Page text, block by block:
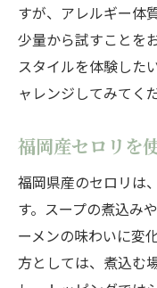
すが、アレルギー体
少量から試すことを
スタイルを体験した
ャレンジしてみてく
福岡産セロリを
福岡県産のセロリは
す。スープの煮込み
ーメンの味わいに変
方としては、煮込む